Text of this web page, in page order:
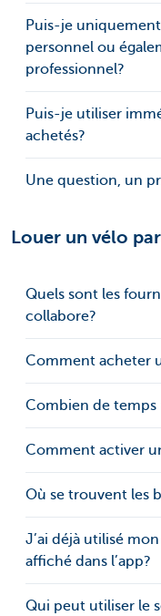
Puis-je
personnel ou
professionnel?
Puis-je utiliser
achetés?
Une question, un
Louer un vélo
Quels sont les
collabore?
Comment acheter
Combien de temps
Comment activer
Où se trouvent les
J’ai déjà utilisé
affiché dans l’app?
Qui peut utiliser le